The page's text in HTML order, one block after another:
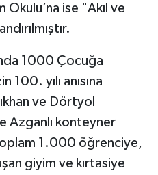
Okulu’na ise "Akıl ve
1000 Çocuğa
yılı anısına
ve Dörtyol
Azganlı konteyner
1.000 öğrenciye,
giyim ve kırtasiye